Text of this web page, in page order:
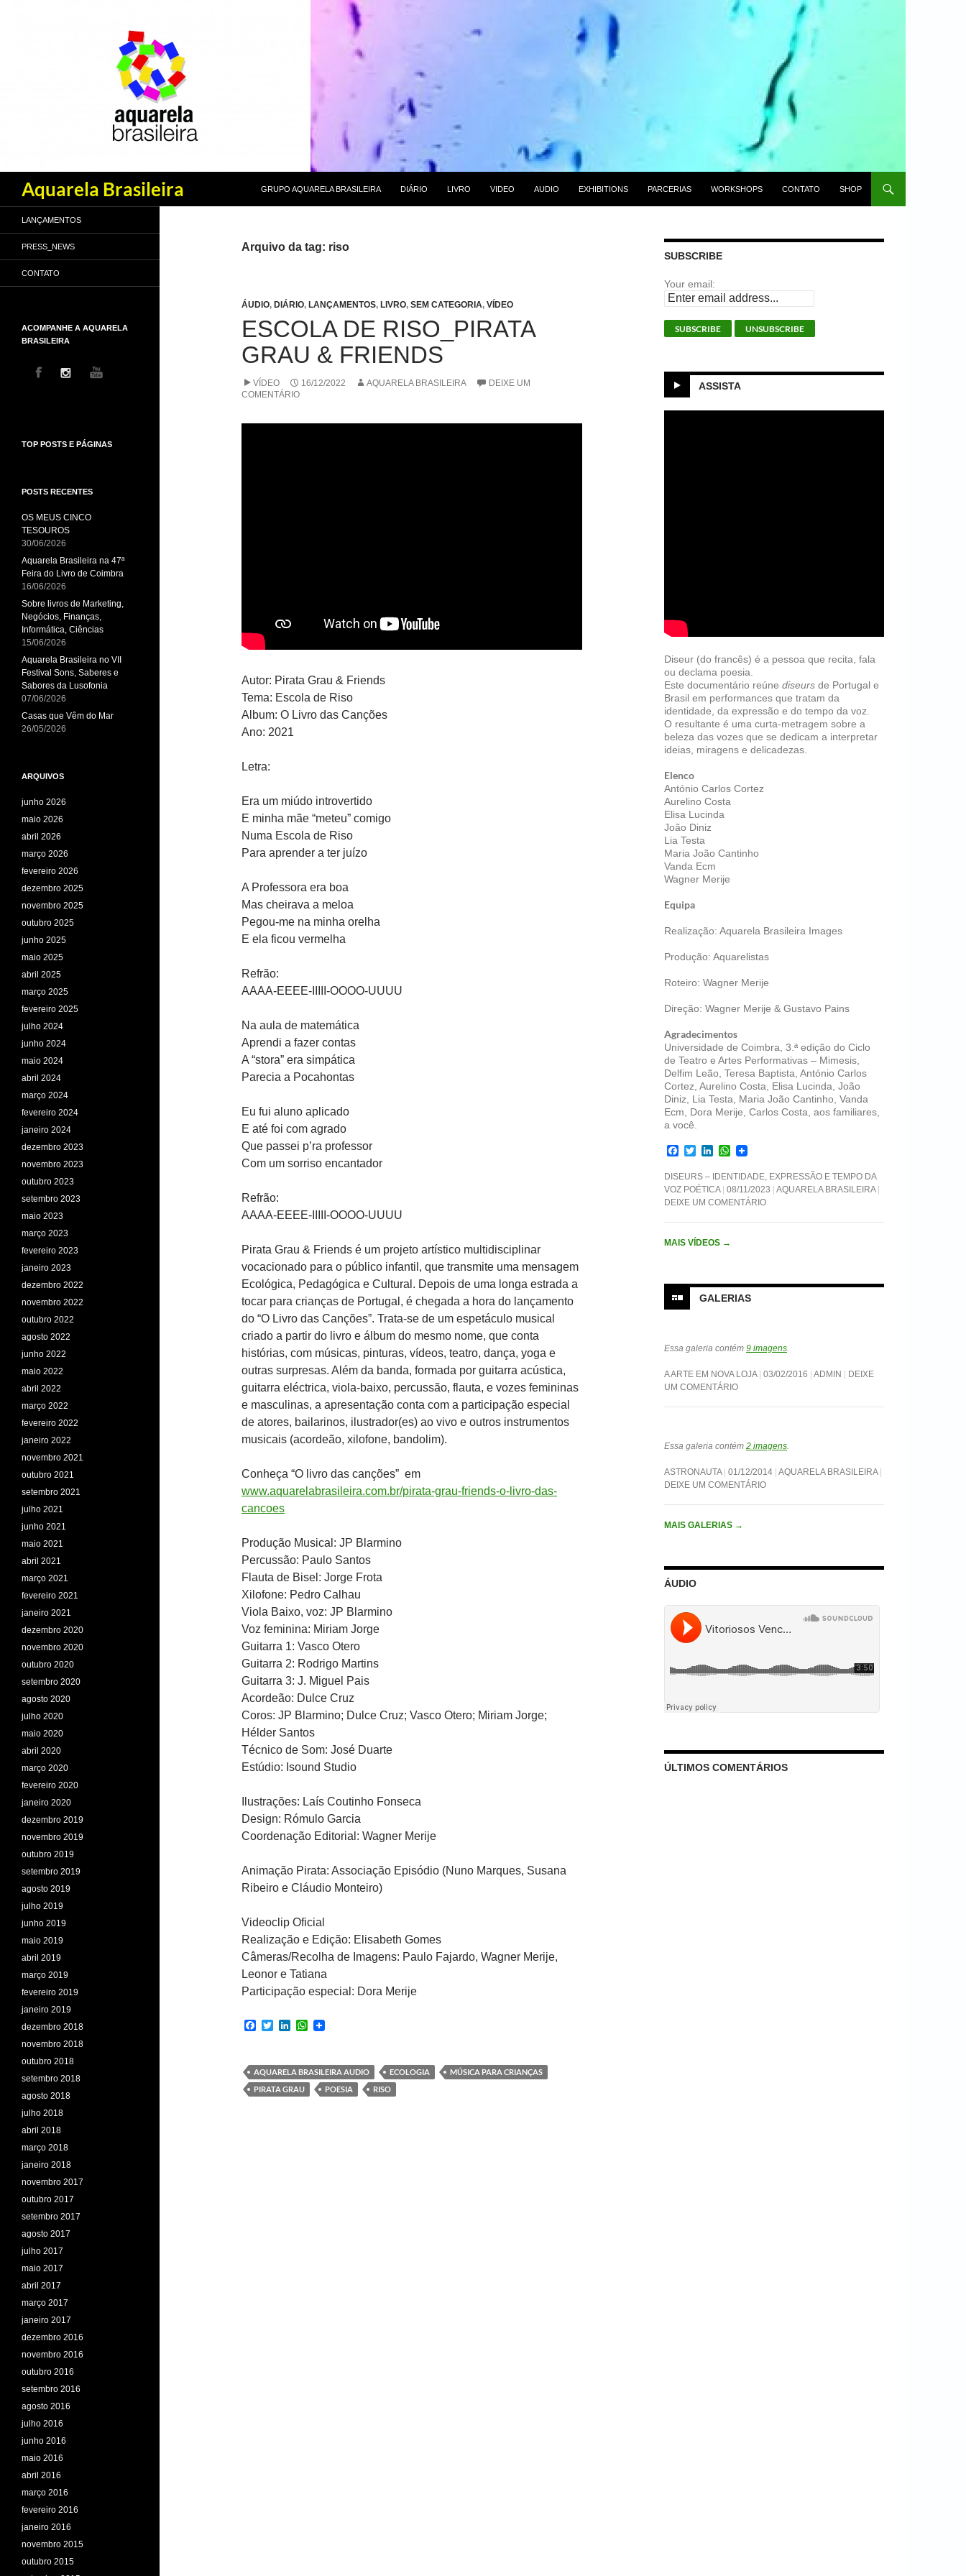
Aquarela Brasileira
GRUPO AQUARELA BRASILEIRA
DIÁRIO LIVRO VIDEO AUDIO EXHIBITIONS PARCERIAS WORKSHOPS CONTATO SHOP
Arquivo da tag: riso
ÁUDIO, DIÁRIO, LANÇAMENTOS, LIVRO, SEM CATEGORIA, VÍDEO
ESCOLA DE RISO_PIRATA
GRAU & FRIENDS
VÍDEO 16/12/2022 AQUARELA BRASILEIRA
DEIXE UM
COMENTÁRIO
Autor: Pirata Grau & Friends
Tema: Escola de Riso
Album: O Livro das Canções
Ano: 2021
Letra:
Era um miúdo introvertido
E minha mãe “meteu” comigo
Numa Escola de Riso
Para aprender a ter juízo
A Professora era boa
Mas cheirava a meloa
Pegou-me na minha orelha
E ela ficou vermelha
Refrão:
AAAA-EEEE-IIIII-OOOO-UUUU
Na aula de matemática
Aprendi a fazer contas
A “stora” era simpática
Parecia a Pocahontas
Eu fui aluno aplicado
E até foi com agrado
Que passei p’ra professor
Com um sorriso encantador
Refrão:
AAAA-EEEE-IIIII-OOOO-UUUU
Pirata Grau & Friends é um projeto artístico multidisciplinar
vocacionado para o público infantil, que transmite uma mensagem
Ecológica, Pedagógica e Cultural. Depois de uma longa estrada a
tocar para crianças de Portugal, é chegada a hora do lançamento
do “O Livro das Canções”. Trata-se de um espetáculo musical
criado a partir do livro e álbum do mesmo nome, que conta
histórias, com músicas, pinturas, vídeos, teatro, dança, yoga e
outras surpresas. Além da banda, formada por guitarra acústica,
guitarra eléctrica, viola-baixo, percussão, flauta, e vozes femininas
e masculinas, a apresentação conta com a participação especial
de atores, bailarinos, ilustrador(es) ao vivo e outros instrumentos
musicais (acordeão, xilofone, bandolim).
Conheça “O livro das canções” em
www.aquarelabrasileira.com.br/pirata-grau-friends-o-livro-das-
cancoes
Produção Musical: JP Blarmino
Percussão: Paulo Santos
Flauta de Bisel: Jorge Frota
Xilofone: Pedro Calhau
Viola Baixo, voz: JP Blarmino
Voz feminina: Miriam Jorge
Guitarra 1: Vasco Otero
Guitarra 2: Rodrigo Martins
Guitarra 3: J. Miguel Pais
Acordeão: Dulce Cruz
Coros: JP Blarmino; Dulce Cruz; Vasco Otero; Miriam Jorge;
Hélder Santos
Técnico de Som: José Duarte
Estúdio: Isound Studio
Ilustrações: Laís Coutinho Fonseca
Design: Rómulo Garcia
Coordenação Editorial: Wagner Merije
Animação Pirata: Associação Episódio (Nuno Marques, Susana
Ribeiro e Cláudio Monteiro)
Videoclip Oficial
Realização e Edição: Elisabeth Gomes
Câmeras/Recolha de Imagens: Paulo Fajardo, Wagner Merije,
Leonor e Tatiana
Participação especial: Dora Merije
F
b
o
o
T
t
e
r
L
e
d
I
W
s
A
p
AQUARELA BRASILEIRA AUDIO ECOLOGIA
MÚSICA PARA CRIANÇAS
PIRATA GRAU
POESIA RISO
SUBSCRIBE
Your email:
ASSISTA
Diseur (do francês) é a pessoa que recita, fala
ou declama poesia.
Este documentário reúne diseurs de Portugal e
Brasil em performances que tratam da
identidade, da expressão e do tempo da voz.
O resultante é uma curta-metragem sobre a
beleza das vozes que se dedicam a interpretar
ideias, miragens e delicadezas.
Elenco
António Carlos Cortez
Aurelino Costa
Elisa Lucinda
João Diniz
Lia Testa
Maria João Cantinho
Vanda Ecm
Wagner Merije
Equipa
Realização: Aquarela Brasileira Images
Produção: Aquarelistas
Roteiro: Wagner Merije
Direção: Wagner Merije & Gustavo Pains
Agradecimentos
Universidade de Coimbra, 3.ª edição do Ciclo
de Teatro e Artes Performativas – Mimesis,
Delfim Leão, Teresa Baptista, António Carlos
Cortez, Aurelino Costa, Elisa Lucinda, João
Diniz, Lia Testa, Maria João Cantinho, Vanda
Ecm, Dora Merije, Carlos Costa, aos familiares,
a você.
F
c
e
b
o
o
T
i
t
t
e
r
L
n
k
e
d
I
W
a
t
s
A
p
DISEURS – IDENTIDADE, EXPRESSÃO E TEMPO DA
VOZ POÉTICA
08/11/2023
AQUARELA BRASILEIRA
DEIXE UM COMENTÁRIO
MAIS VÍDEOS →
GALERIAS
Essa galeria contém 9 imagens
A ARTE EM NOVA LOJA 03/02/2016 ADMIN
DEIXE
UM COMENTÁRIO
Essa galeria contém 2 imagens
ASTRONAUTA 01/12/2014 AQUARELA BRASILEIRA
DEIXE UM COMENTÁRIO
MAIS GALERIAS →
ÁUDIO
ÚLTIMOS COMENTÁRIOS
LANÇAMENTOS
PRESS_NEWS
CONTATO
ACOMPANHE A AQUARELA
BRASILEIRA
TOP POSTS E PÁGINAS
POSTS RECENTES
OS MEUS CINCO
TESOUROS
30/06/2026
Aquarela Brasileira na 47ª
Feira do Livro de Coimbra
16/06/2026
Sobre livros de Marketing,
Negócios, Finanças,
Informática, Ciências
15/06/2026
Aquarela Brasileira no VII
Festival Sons, Saberes e
Sabores da Lusofonia
07/06/2026
Casas que Vêm do Mar
26/05/2026
ARQUIVOS
junho 2026
maio 2026
abril 2026
março 2026
fevereiro 2026
dezembro 2025
novembro 2025
outubro 2025
junho 2025
maio 2025
abril 2025
março 2025
fevereiro 2025
julho 2024
junho 2024
maio 2024
abril 2024
março 2024
fevereiro 2024
janeiro 2024
dezembro 2023
novembro 2023
outubro 2023
setembro 2023
maio 2023
março 2023
fevereiro 2023
janeiro 2023
dezembro 2022
novembro 2022
outubro 2022
agosto 2022
junho 2022
maio 2022
abril 2022
março 2022
fevereiro 2022
janeiro 2022
novembro 2021
outubro 2021
setembro 2021
julho 2021
junho 2021
maio 2021
abril 2021
março 2021
fevereiro 2021
janeiro 2021
dezembro 2020
novembro 2020
outubro 2020
setembro 2020
agosto 2020
julho 2020
maio 2020
abril 2020
março 2020
fevereiro 2020
janeiro 2020
dezembro 2019
novembro 2019
outubro 2019
setembro 2019
agosto 2019
julho 2019
junho 2019
maio 2019
abril 2019
março 2019
fevereiro 2019
janeiro 2019
dezembro 2018
novembro 2018
outubro 2018
setembro 2018
agosto 2018
julho 2018
abril 2018
março 2018
janeiro 2018
novembro 2017
outubro 2017
setembro 2017
agosto 2017
julho 2017
maio 2017
abril 2017
março 2017
janeiro 2017
dezembro 2016
novembro 2016
outubro 2016
setembro 2016
agosto 2016
julho 2016
junho 2016
maio 2016
abril 2016
março 2016
fevereiro 2016
janeiro 2016
novembro 2015
outubro 2015